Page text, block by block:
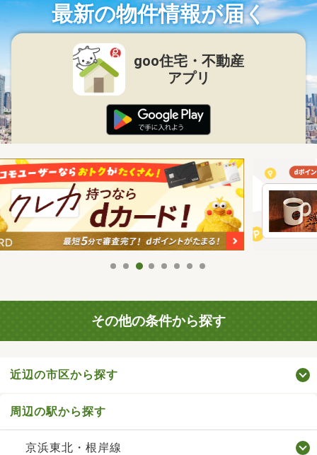
最新の物件情報が届く
goo住宅・不動産
アプリ
その他の条件から探す
近辺の市区から探す
周辺の駅から探す
京浜東北・根岸線